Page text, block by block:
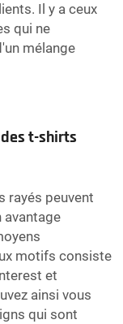
Il y a ceux
qui ne
mélange
t-shirts
rayés peuvent
avantage
motifs consiste
et
ainsi vous
qui sont